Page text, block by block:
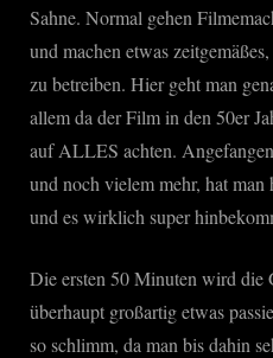
Sahne. Normal gehen
und machen etwas
zu betreiben. Hier geht man
allem da der Film in den 50er
auf ALLES achten.
und noch vielem mehr, hat
und es wirklich super
Die ersten 50 Minuten wird die
überhaupt großartig etwas
so schlimm, da man bis dahin